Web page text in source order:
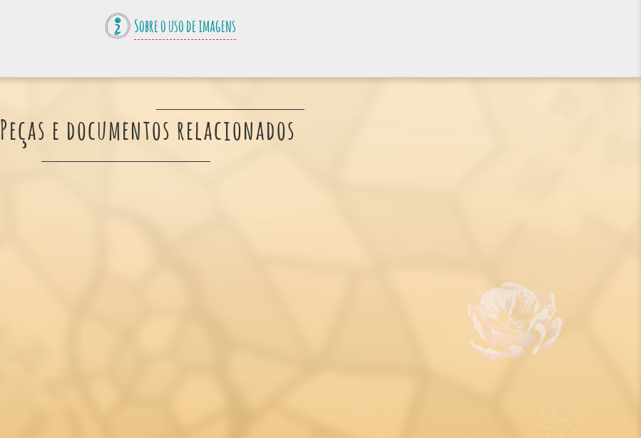
Sobre o uso de imagens
Peças e documentos relacionados